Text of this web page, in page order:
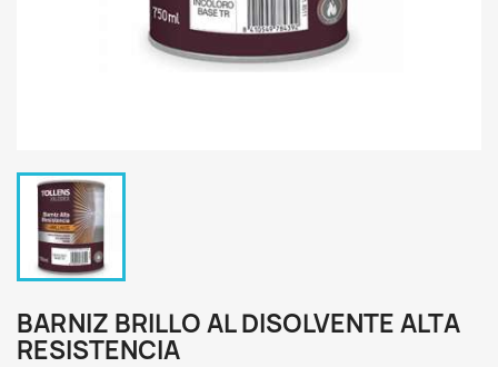
BARNIZ BRILLO AL DISOLVENTE ALTA
RESISTENCIA